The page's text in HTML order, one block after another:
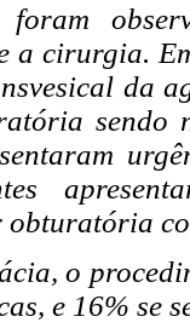
foram
a cirurgia.
da
sendo
obturatória
o
e 16% se